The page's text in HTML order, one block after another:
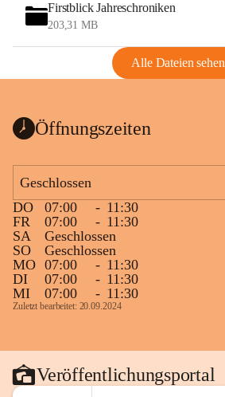
Firstblick Jahreschroniken
203,31 MB
Alle Dateien sehen
Öffnungszeiten
Geschlossen
DO
07:00 - 11:30
FR
07:00 - 11:30
SA
Geschlossen
SO
Geschlossen
MO 07:00 - 11:30
DI
07:00 - 11:30
MI
07:00 - 11:30
Zuletzt bearbeitet: 20.09.2024
Veröffentlichungsportal